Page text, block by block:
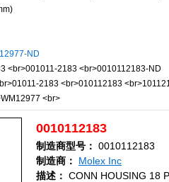
ND
<br>001011-2183 <br>0010112183-ND
2183 <br>010112183
<br>
0010112183
制造商型号： 0010112183
制造商：
Molex Inc
描述： CONN HOUSING 18